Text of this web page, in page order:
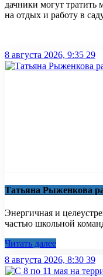
дачники могут
на отдых и работу в
8 августа 2026, 9:35 29
Татьяна Рыженкова
Энергичная и
частью школьной
Читать далее
8 августа 2026, 8:30 39